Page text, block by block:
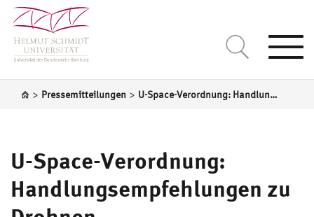
> Pressemitteilungen > U-Space-Verordnung: Handlungsempfehlungen zu Drohnen-Verkehrsmanagement veröffentlicht
U-Space-Verordnung:
Handlungsempfehlungen zu